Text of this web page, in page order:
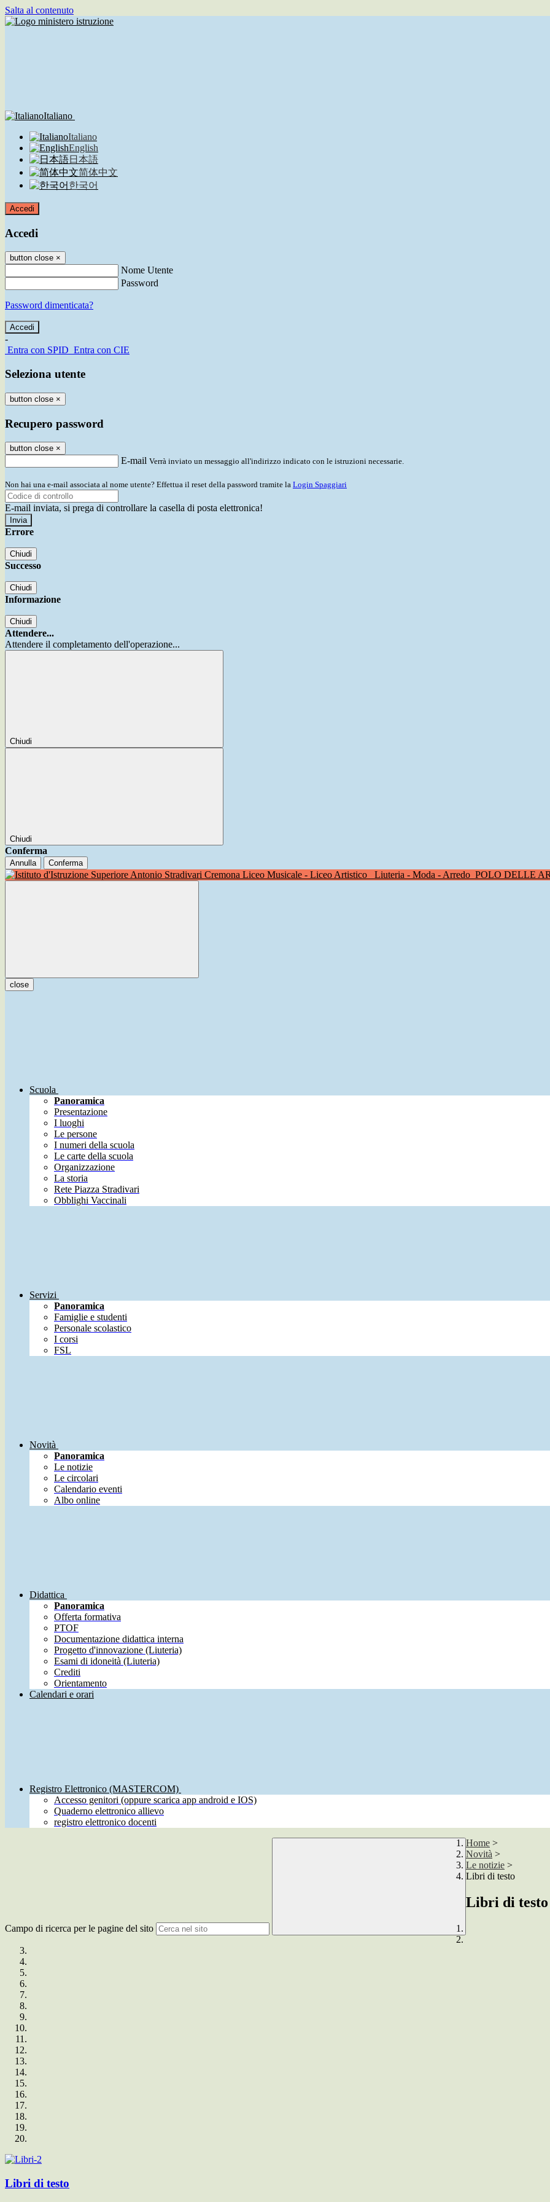
Salta al contenuto
Italiano
Italiano
English
日本語
简体中文
한국어
Accedi
Accedi
button close ×
Nome Utente
Password
Password dimenticata?
-
Entra con SPID Entra con CIE
Seleziona utente
button close ×
Recupero password
button close ×
E-mail Verrà inviato un messaggio all'indirizzo indicato con le istruzioni necessarie.
Non hai una e-mail associata al nome utente? Effettua il reset della password tramite la Login Spaggiari
E-mail inviata, si prega di controllare la casella di posta elettronica!
Errore
Chiudi
Successo
Chiudi
Informazione
Chiudi
Attendere...
Attendere il completamento dell'operazione...
Chiudi
Chiudi
Conferma
Annulla Conferma
Liceo Musicale - Liceo Artistico Liuteria - Moda - Arredo POLO DELLE
close
Scuola
Panoramica
Presentazione
I luoghi
Le persone
I numeri della scuola
Le carte della scuola
Organizzazione
La storia
Rete Piazza Stradivari
Obblighi Vaccinali
Servizi
Panoramica
Famiglie e studenti
Personale scolastico
I corsi
FSL
Novità
Panoramica
Le notizie
Le circolari
Calendario eventi
Albo online
Didattica
Panoramica
Offerta formativa
PTOF
Documentazione didattica interna
Progetto d'innovazione (Liuteria)
Esami di idoneità (Liuteria)
Crediti
Orientamento
Calendari e orari
Registro Elettronico (MASTERCOM)
Accesso genitori (oppure scarica app android e IOS)
Quaderno elettronico allievo
registro elettronico docenti
Campo di ricerca per le pagine del sito
Home >
Novità >
Le notizie >
Libri di testo
Libri di testo
Libri di testo